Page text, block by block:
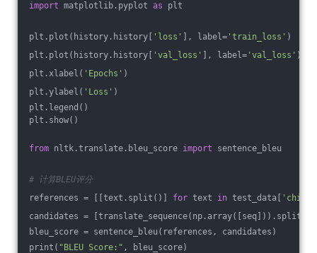
import matplotlib.pyplot as plt
plt.plot(history.history[ 'loss' ], label= 'train_loss' )
plt.plot(history.history[
'val_loss' ], label= 'val_loss' )
plt.xlabel( 'Epochs' )
plt.ylabel( 'Loss' )
plt.legend()
plt.show()
from nltk.translate.bleu_score import sentence_bleu
# 计算BLEU评分
references = [[text.split()] for text in test_data[
candidates = [translate_sequence(np.array([seq])).split()
bleu_score = sentence_bleu(references, candidates)
print( "BLEU Score:" , bleu_score)